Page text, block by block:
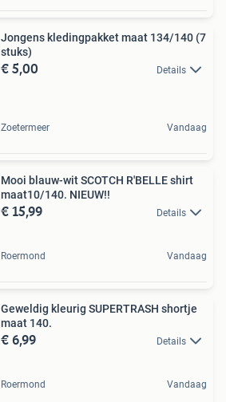
Jongens kledingpakket maat 134/140 (7
stuks)
€ 5,00 Details
Zoetermeer Vandaag
Mooi blauw-wit SCOTCH R'BELLE shirt
maat10/140. NIEUW!!
€ 15,99 Details
Roermond Vandaag
Geweldig kleurig SUPERTRASH shortje
maat 140.
€ 6,99 Details
Roermond Vandaag